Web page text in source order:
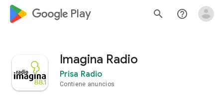
google_logo Play search help_outline
Imagina Radio
Prisa Radio
Contiene anuncios